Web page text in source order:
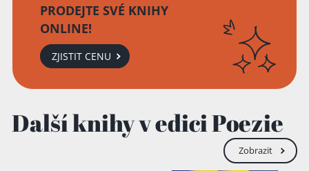
PRODEJTE SVÉ KNIHY
ONLINE!
ZJISTIT CENU
Další knihy v edici Poezie
Zobrazit